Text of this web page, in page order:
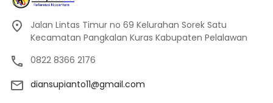
Jalan Lintas Timur no 69 Kelurahan Sorek Satu
Kecamatan Pangkalan Kuras Kabupaten Pelalawan
0822 8366 2176
diansupianto11@gmail.com